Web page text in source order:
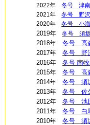
2022年 冬号 津
2021年 冬号 野
2020年 冬号 小
2019年 冬号 須
2018年 冬号 高
2017年 冬号 野
2016年 冬号 南
2015年 冬号 高
2014年 冬号 須
2013年 冬号 佐
2012年 冬号 池
2011年 冬号 白
2010年 冬号 須